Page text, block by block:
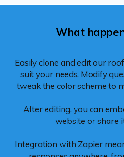
What
Easily clone and edit our
suit your needs. Modify
tweak the color scheme to
After editing, you can
website or share
Integration with Zapier